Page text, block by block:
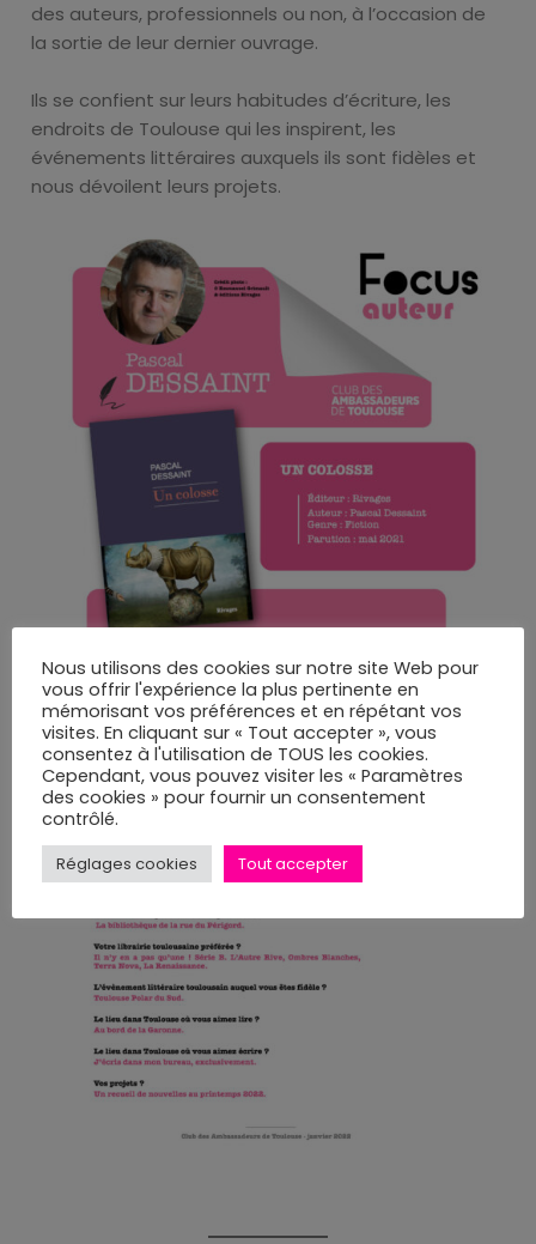
des auteurs, professionnels ou non, à l’occasion de
la sortie de leur dernier ouvrage.
Ils se confient sur leurs habitudes d’écriture, les
endroits de Toulouse qui les inspirent, les
événements littéraires auxquels ils sont fidèles et
nous dévoilent leurs projets.
Nous utilisons des cookies sur notre site Web pour
vous offrir l'expérience la plus pertinente en
mémorisant vos préférences et en répétant vos
visites. En cliquant sur « Tout accepter », vous
consentez à l'utilisation de TOUS les cookies.
Cependant, vous pouvez visiter les « Paramètres
des cookies » pour fournir un consentement
contrôlé.
Réglages cookies Tout accepter